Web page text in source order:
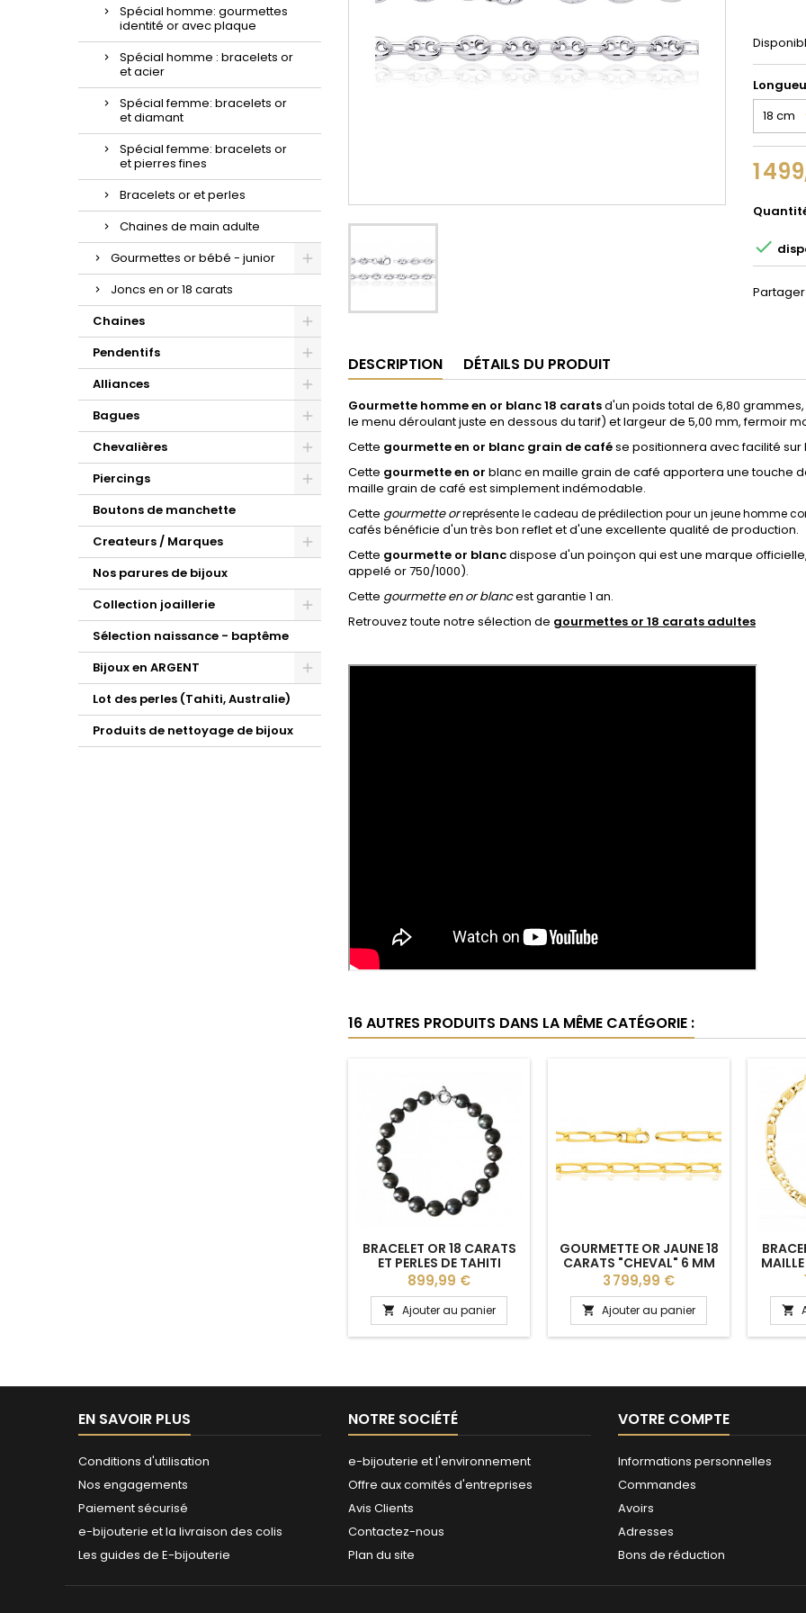
d'oreilles or et zirconium.
la sublime maille gourmette.
croix à porter au quotidien.
Spécial homme: gourmettes
identité or avec plaque
Spécial homme : bracelets or
et acier
Spécial femme: bracelets or
et diamant
Spécial femme: bracelets or
et pierres fines
Bracelets or et perles
Chaines de main adulte
Gourmettes or bébé - junior
Joncs en or 18 carats
Chaines
Pendentifs
Alliances
Bagues
Chevalières
Piercings
Boutons de manchette
Createurs / Marques
Nos parures de bijoux
Collection joaillerie
Sélection naissance - baptême
Bijoux en ARGENT
Lot des perles (Tahiti, Australie)
Produits de nettoyage de bijoux
1

Partager
DESCRIPTION DÉTAILS DU PRODUIT
Gourmette homme en or blanc 18 caratsd'un poids total de 6,80
le menu déroulant juste en dessous du tarif) et largeur de 5,00 mm, fermoir
Cette gourmette en or blanc grain de cafése positionnera avec facilité
Cette gourmette en or blanc en maille grain de café apportera une touche
maille grain de café est simplement indémodable.
Cette gourmette orreprésente le cadeau de prédilection pour un jeune homme
cafés bénéficie d'un très bon reflet et d'une excellente qualité de production.
Cette gourmette or blancdispose d'un poinçon qui est une marque
appelé or 750/1000).
Cette gourmette en or blancest garantie 1 an.
Retrouvez toute notre sélection de gourmettes or 18 carats adultes
16 AUTRES PRODUITS DANS LA MÊME CATÉGORIE :
BRACELET OR 18 CARATS
ET PERLES DE TAHITI
RONDES 8/9 MM
Prix
899,99 €
 Ajouter au panier
GOURMETTE OR JAUNE 18
CARATS "CHEVAL" 6 MM
Prix
3 799,99 €
 Ajouter au panier 
EN SAVOIR PLUS
Conditions d'utilisation
Nos engagements
Paiement sécurisé
e-bijouterie et la livraison des colis
Les guides de E-bijouterie
NOTRE SOCIÉTÉ
e-bijouterie et l'environnement
Offre aux comités d'entreprises
Avis Clients
Contactez-nous
Plan du site
VOTRE COMPTE
Informations personnelles
Commandes
Avoirs
Adresses
Bons de réduction